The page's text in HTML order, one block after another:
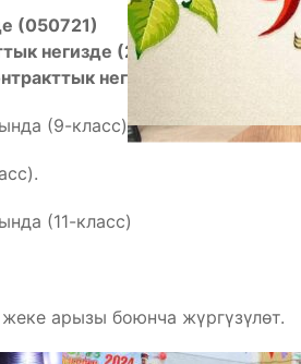
(050721)
негизде (230111)
негизде
(9-класс)
(11-класс)
арызы боюнча жүргүзүлөт.